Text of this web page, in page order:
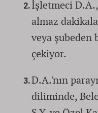
İşletmeci
almaz
veya şubeden
çekiyor.
D.A.'nın
diliminde,